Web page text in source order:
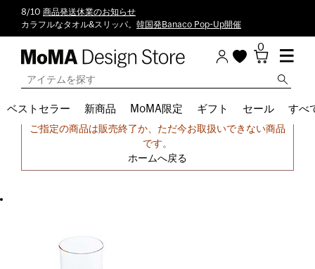
8/10 商品発送休業のお知らせ
カラフルなタオル&スリッパ。 韓国発Banaco Pop-Up開催
0
ベストセラー 新商品 MoMA限定 ギフト セール すべ
申し訳ございません。
ご指定の商品は販売終了か、ただ今お取扱いできない商品
です。
ホームへ戻る